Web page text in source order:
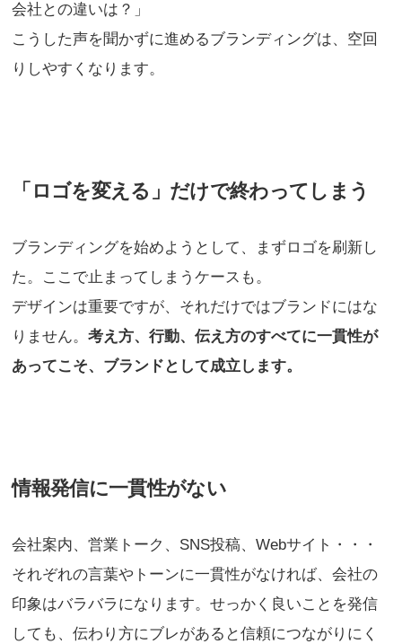
会社との違いは？」
こうした声を聞かずに進めるブランディングは、空回
りしやすくなります。
「ロゴを変える」だけで終わってしまう
ブランディングを始めようとして、まずロゴを刷新し
た。ここで止まってしまうケースも。
デザインは重要ですが、それだけではブランドにはな
りません。考え方、行動、伝え方のすべてに一貫性が
あってこそ、ブランドとして成立します。
情報発信に一貫性がない
会社案内、営業トーク、SNS投稿、Webサイト・・・
それぞれの言葉やトーンに一貫性がなければ、会社の
印象はバラバラになります。せっかく良いことを発信
しても、伝わり方にブレがあると信頼につながりにく